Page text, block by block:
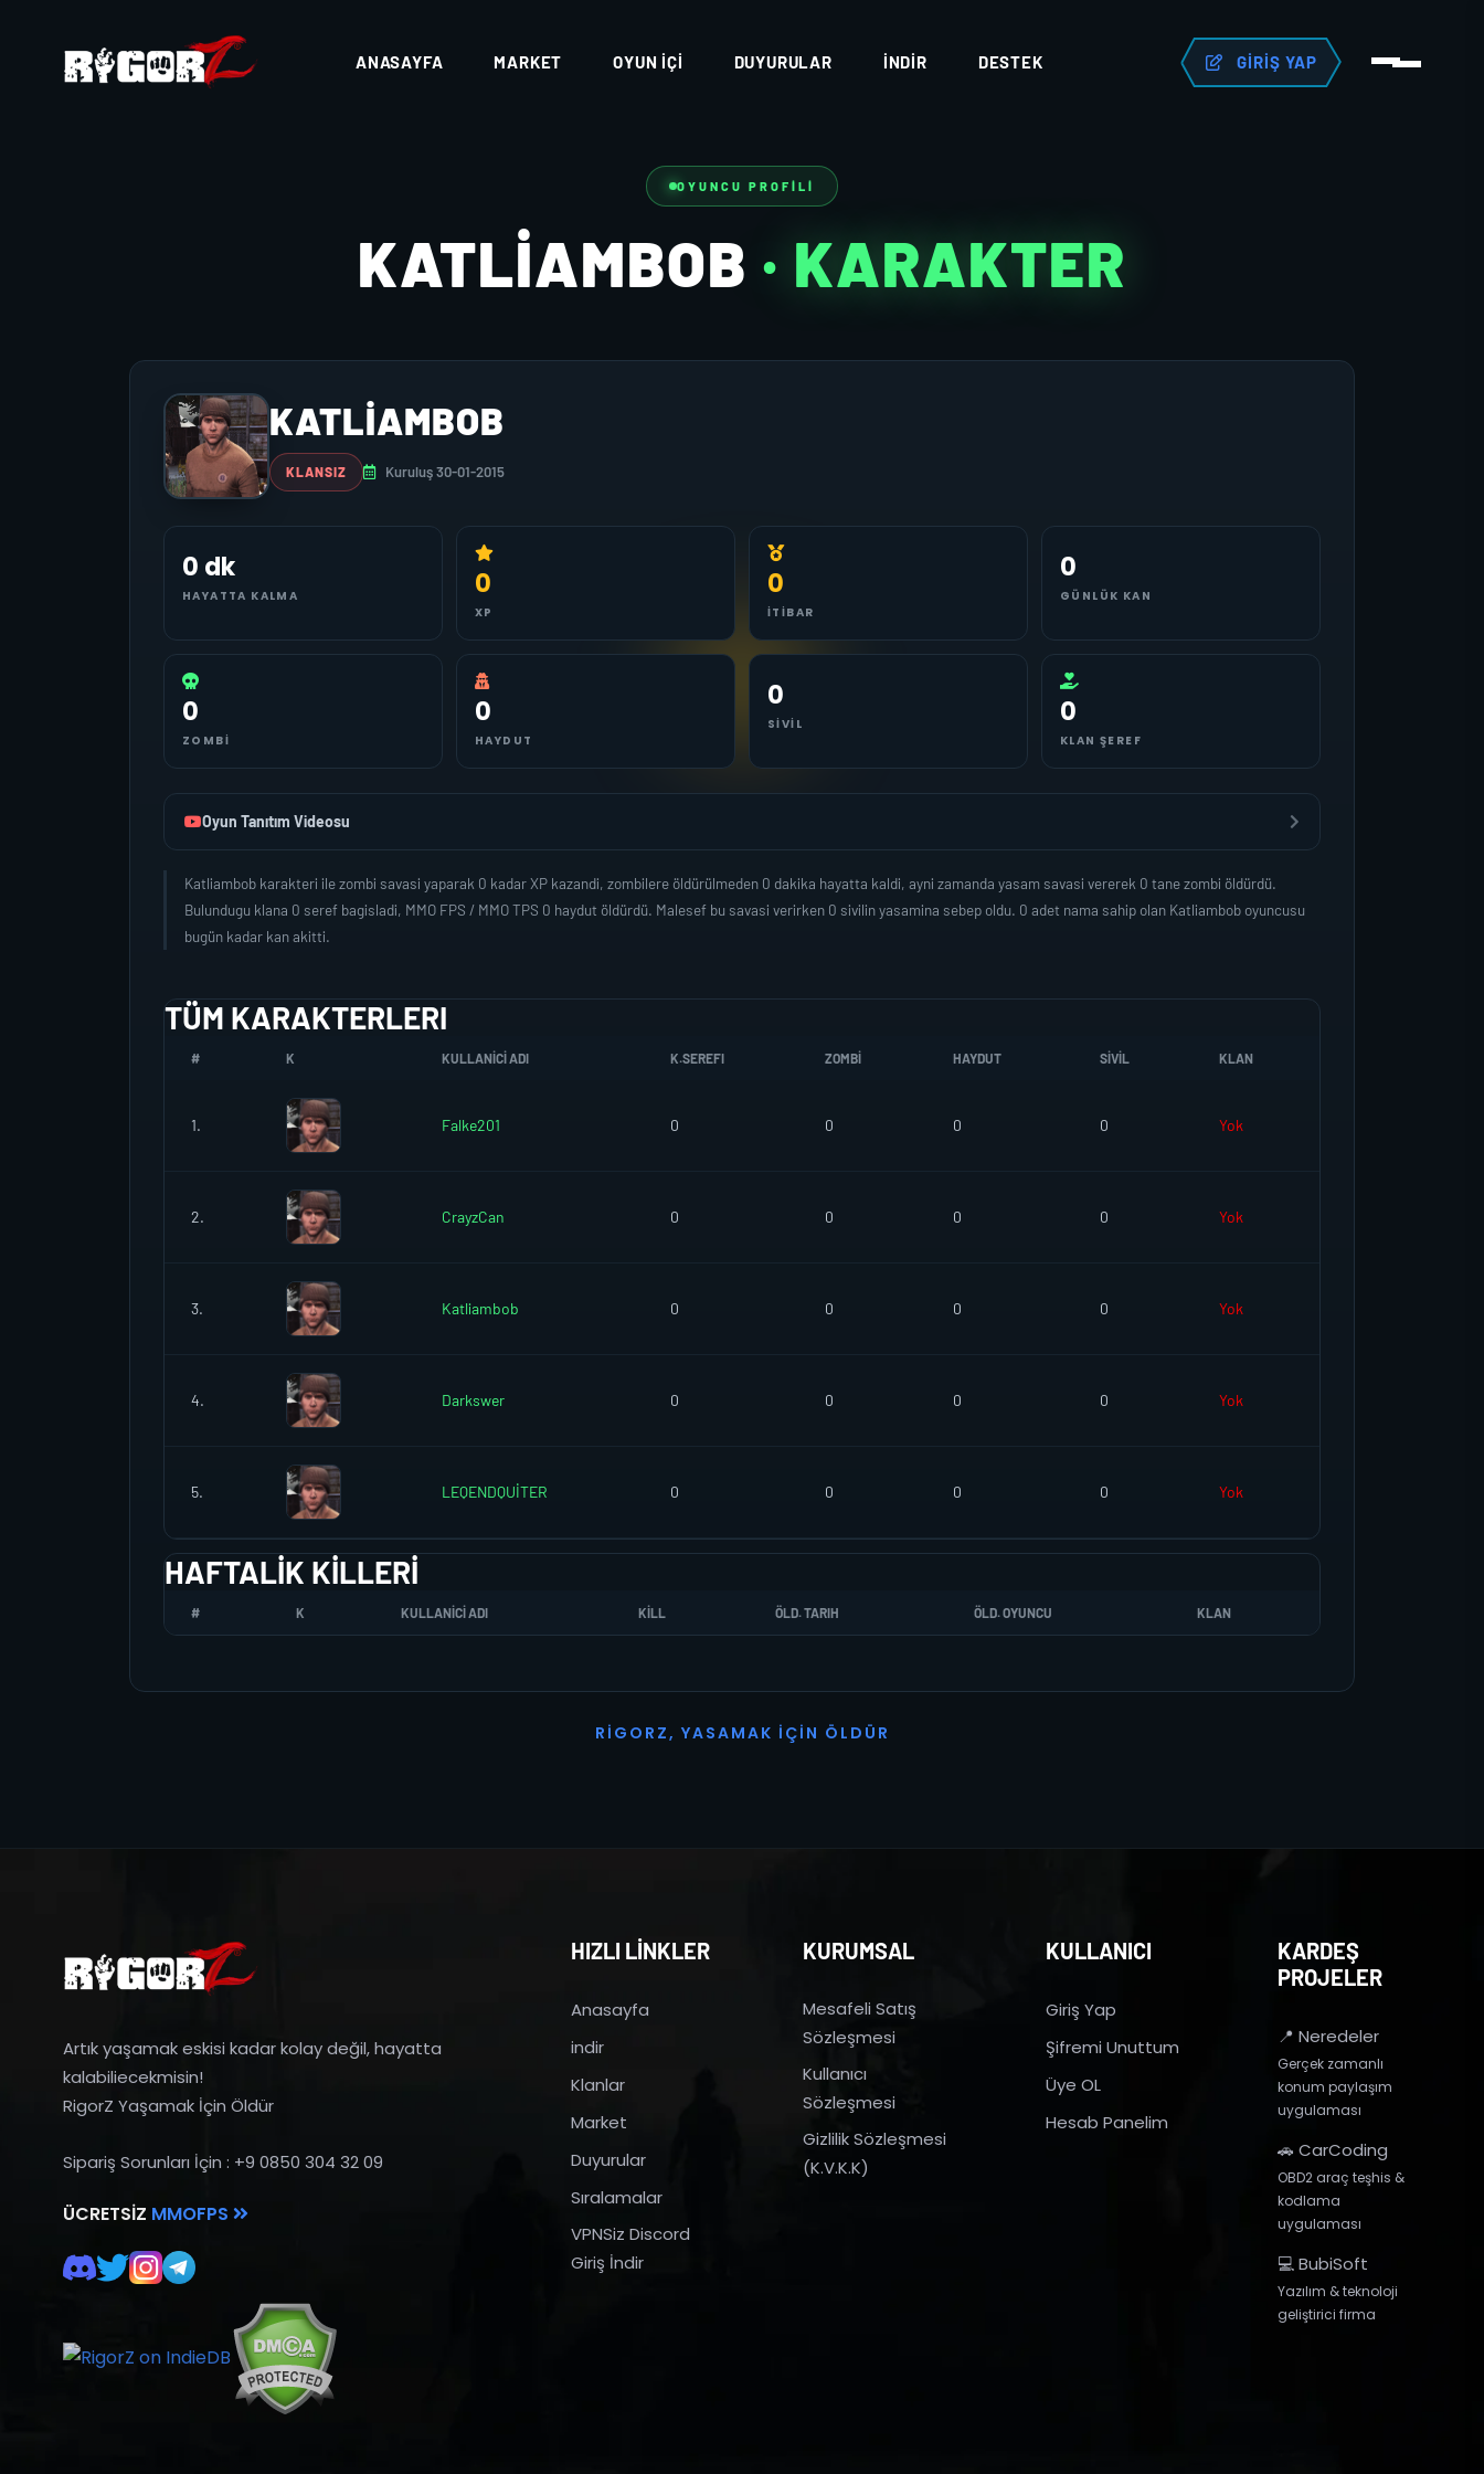
ANASAYFA MARKET OYUN İÇI DUYURULAR İNDIR DESTEK GIRIŞ YAP
OYUNCU PROFILI
KATLIAMBOB · KARAKTER
KATLIAMBOB
KLANSIZ Kuruluş 30-01-2015
0 dk
HAYATTA KALMA 0
XP
0
İTIBAR
0
GÜNLÜK KAN
0
ZOMBI
0
HAYDUT
0
SIVIL 0
KLAN ŞEREF
Oyun Tanıtım Videosu
Katliambob karakteri ile zombi savasi yaparak 0 kadar XP kazandi, zombilere öldürülmeden 0 dakika hayatta kaldi, ayni zamanda yasam savasi vererek 0 tane zombi öldürdü.
Bulundugu klana 0 seref bagisladi, MMO FPS / MMO TPS 0 haydut öldürdü. Malesef bu savasi verirken 0 sivilin yasamina sebep oldu. 0 adet nama sahip olan Katliambob oyuncusu
bugün kadar kan akitti.
TÜM KARAKTERLERI
# K KULLANICI ADI K.SEREFI ZOMBI HAYDUT SIVIL KLAN
1. Falke201 0 0 0 0 Yok
2. CrayzCan 0 0 0 0 Yok
3. Katliambob 0 0 0 0 Yok
4. Darkswer 0 0 0 0 Yok
5. LEQENDQUİTER 0 0 0 0 Yok
HAFTALIK KILLERI
# K KULLANICI ADI KILL ÖLD. TARIH ÖLD. OYUNCU KLAN
R I G O R Z, YASAMAK İ ÇI N Ö L D Ü R
Artık yaşamak eskisi kadar kolay değil, hayatta
kalabiliecekmisin!
RigorZ Yaşamak İçin Öldür
Sipariş Sorunları İçin : +9 0850 304 32 09
ÜCRETSIZ MMOFPS
HIZLI LİNKLER
Anasayfa
indir
Klanlar
Market
Duyurular
Sıralamalar
VPNSiz Discord
Giriş İndir
KURUMSAL
Mesafeli Satış
Sözleşmesi
Kullanıcı
Sözleşmesi
Gizlilik Sözleşmesi
(K.V.K.K)
KULLANICI
Giriş Yap
Şifremi Unuttum
Üye OL
Hesab Panelim
KARDEŞ
PROJELER
📍 Neredeler
Gerçek zamanlı
konum paylaşım
uygulaması
🚗 CarCoding
OBD2 araç teşhis &
kodlama
uygulaması
💻 BubiSoft
Yazılım & teknoloji
geliştirici firma